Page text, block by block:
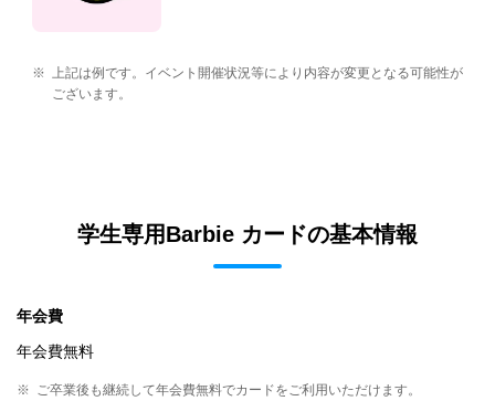
※ 上記は例です。イベント開催状況等により内容が変更となる可能性が
ございます。
学生専用Barbie カードの基本情報
年会費
年会費無料
※ ご卒業後も継続して年会費無料でカードをご利用いただけます。